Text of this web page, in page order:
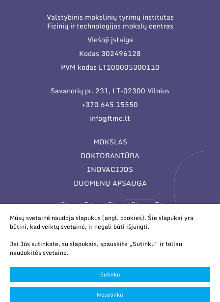
Valstybinis mokslinių tyrimų institutas
Fizinių ir technologijos mokslų centras
Viešoji įstaiga
Kodas 302496128
PVM kodas LT100005300110
Savanorių pr. 231, LT-02300 Vilnius
+370 645 15550
info@ftmc.lt
MOKSLAS
DOKTORANTŪRA
INOVACIJOS
DUOMENŲ APSAUGA
© 2026 Valstybinis mokslinių tyrimų institutas Fizinių ir
technologijos mokslų centras. Duomenys kaupiami ir saugomi
Juridinių asmenų registre.
Slapukų parinktys
Mūsų svetainė naudoja slapukus (angl. cookies). Šie slapukai yra
būtini, kad veiktų svetainė, ir negali būti išjungti.
Jei Jūs sutinkate, su slapukais, spauskite „Sutinku“ ir toliau
naudokitės svetaine.
Sutinku
Nesutinku